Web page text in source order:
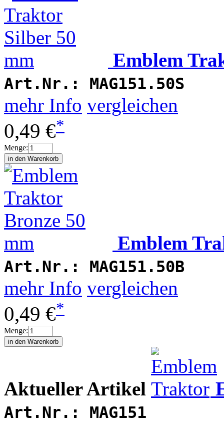
Emblem
Art.Nr.: MAG151.50S
mehr Info vergleichen
0,49 €*
Menge:
Emblem
Art.Nr.: MAG151.50B
mehr Info vergleichen
0,49 €*
Menge:
Aktueller Artikel
Art.Nr.: MAG151